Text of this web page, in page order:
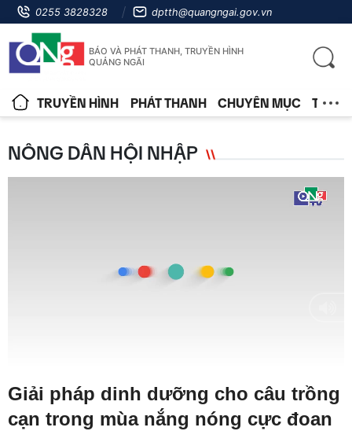
0255 3828328 dptth@quangngai.gov.vn
BÁO VÀ PHÁT THANH, TRUYỀN HÌNH
QUẢNG NGÃI
TRUYỀN HÌNH PHÁT THANH CHUYÊN MỤC TIN
NÔNG DÂN HỘI NHẬP
Giải pháp dinh dưỡng cho câu trồng
cạn trong mùa nắng nóng cực đoan